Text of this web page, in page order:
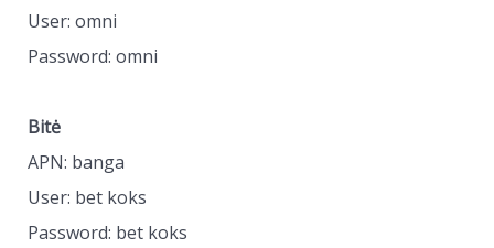
User: omni
Password: omni
Bitė
APN: banga
User: bet koks
Password: bet koks